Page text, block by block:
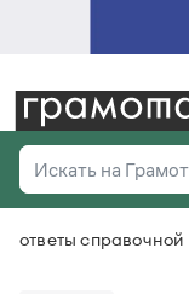
Искать на
Везде
ответы